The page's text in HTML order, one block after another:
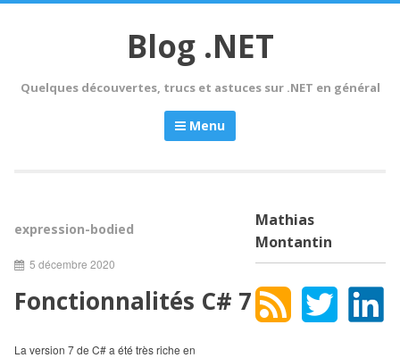
Blog .NET
Quelques découvertes, trucs et astuces sur .NET en général
Menu
expression-bodied
5 décembre 2020
Fonctionnalités C# 7
La version 7 de C# a été très riche en
Mathias
Montantin